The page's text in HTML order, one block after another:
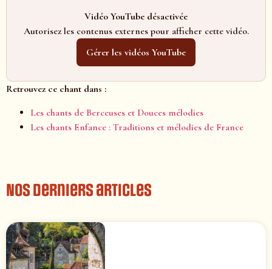
Vidéo YouTube désactivée
Autorisez les contenus externes pour afficher cette vidéo.
Gérer les vidéos YouTube
Retrouvez ce chant dans :
Les chants de Berceuses et Douces mélodies
Les chants Enfance : Traditions et mélodies de France
Nos derniers articles